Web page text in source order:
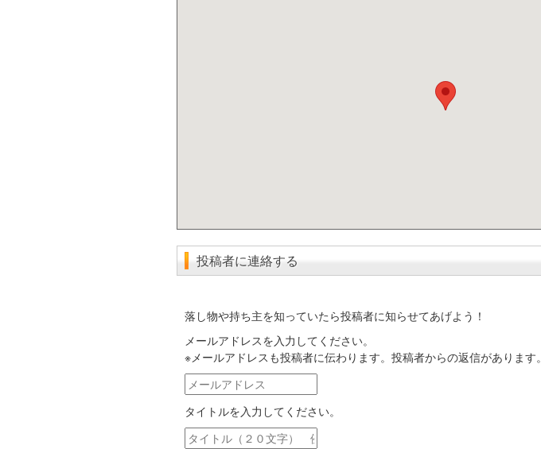
投稿者に連絡する
落し物や持ち主を知っていたら投稿者に知らせてあげよう！
メールアドレスを入力してください。
※メールアドレスも投稿者に伝わります。投稿者からの返信があります。
メ
ー
ル
ア
タイトルを入力してください。
タ